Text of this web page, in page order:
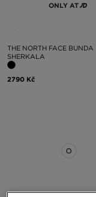
ONLY AT
THE NORTH FACE BUNDA
SHERKALA
2790 Kč